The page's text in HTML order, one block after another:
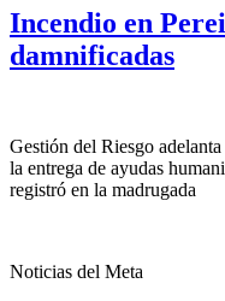
Incendio en
damnificadas
Gestión del Riesgo
la entrega de ayudas
registró en la madrugada
Noticias del Meta